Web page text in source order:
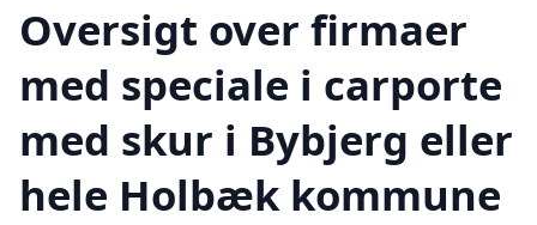
Oversigt over firmaer
med speciale i carporte
med skur i Bybjerg eller
hele Holbæk kommune